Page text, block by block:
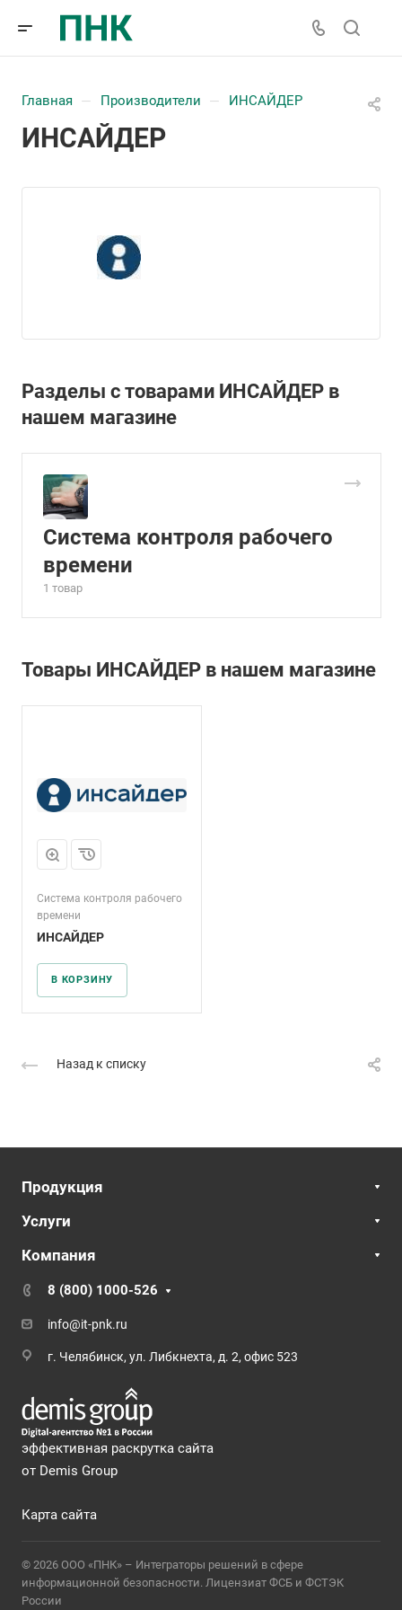
Главная — Производители — ИНСАЙДЕР
ИНСАЙДЕР
Разделы с товарами ИНСАЙДЕР в
нашем магазине
Система контроля рабочего
времени
1 товар
Товары ИНСАЙДЕР в нашем магазине
Система контроля рабочего
времени
ИНСАЙДЕР
В КОРЗИНУ
Назад к списку
Продукция
Услуги
Компания
8 (800) 1000-526
info@it-pnk.ru
г. Челябинск, ул. Либкнехта, д. 2, офис 523
эффективная раскрутка сайта
от Demis Group
Карта сайта
© 2026 ООО «ПНК» – Интеграторы решений в сфере
информационной безопасности. Лицензиат ФСБ и ФСТЭК
России